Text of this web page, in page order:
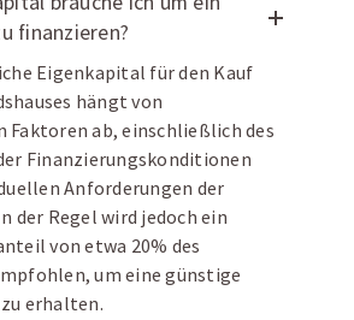
finanzieren?
Eigenkapital für den Kauf
hängt von
Faktoren ab, einschließlich des
Finanzierungskonditionen
Anforderungen der
der Regel wird jedoch ein
von etwa 20% des
um eine günstige
erhalten.